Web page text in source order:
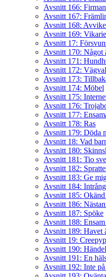
Avsnitt 166: Firman
Avsnitt 167:
Avsnitt 168:
Avsnitt 169:
Avsnitt 17:
Avsnitt 170: Något
Avsnitt 171:
Avsnitt 172: Vägval
Avsnitt 173:
Avsnitt 174: Möbel
Avsnitt 175:
Avsnitt 176:
Avsnitt 177:
Avsnitt 178: Ras
Avsnitt 179: Döda
Avsnitt 18: Vad
Avsnitt 180:
Avsnitt 181: Tio
Avsnitt 182:
Avsnitt 183: Ge
Avsnitt 184:
Avsnitt 185: Okänd
Avsnitt 186:
Avsnitt 187: Spöke
Avsnitt 188: Ensam
Avsnitt 189: Havet
Avsnitt 19:
Avsnitt 190:
Avsnitt 191: En
Avsnitt 192: Inte